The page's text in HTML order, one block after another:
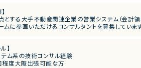
とする大手不動産関連企業の営業システム（会計領
ムに参画いただけるコンサルタントを募集しています
ビジネスサイドとの壁打ち・ヒアリングを通じた要件
を中心とした会計領域のシステム要件整理
】
テム系の技術コンサル経験
程度大阪出張可能な方